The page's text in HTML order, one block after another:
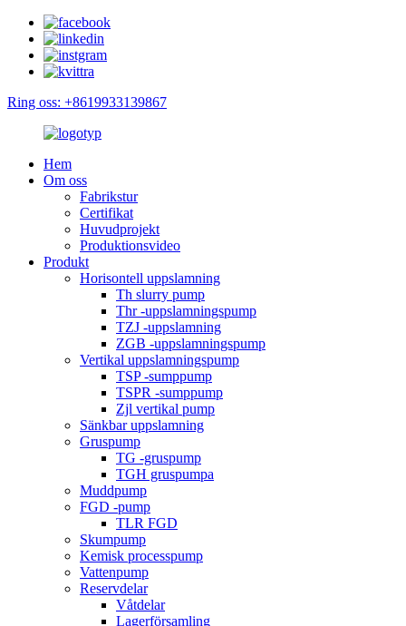
Ring oss: +8619933139867
Hem
Om oss
Fabrikstur
Certifikat
Huvudprojekt
Produktionsvideo
Produkt
Horisontell uppslamning
Th slurry pump
Thr -uppslamningspump
TZJ -uppslamning
ZGB -uppslamningspump
Vertikal uppslamningspump
TSP -sumppump
TSPR -sumppump
Zjl vertikal pump
Sänkbar uppslamning
Gruspump
TG -gruspump
TGH gruspumpa
Muddpump
FGD -pump
TLR FGD
Skumpump
Kemisk processpump
Vattenpump
Reservdelar
Våtdelar
Lagerförsamling